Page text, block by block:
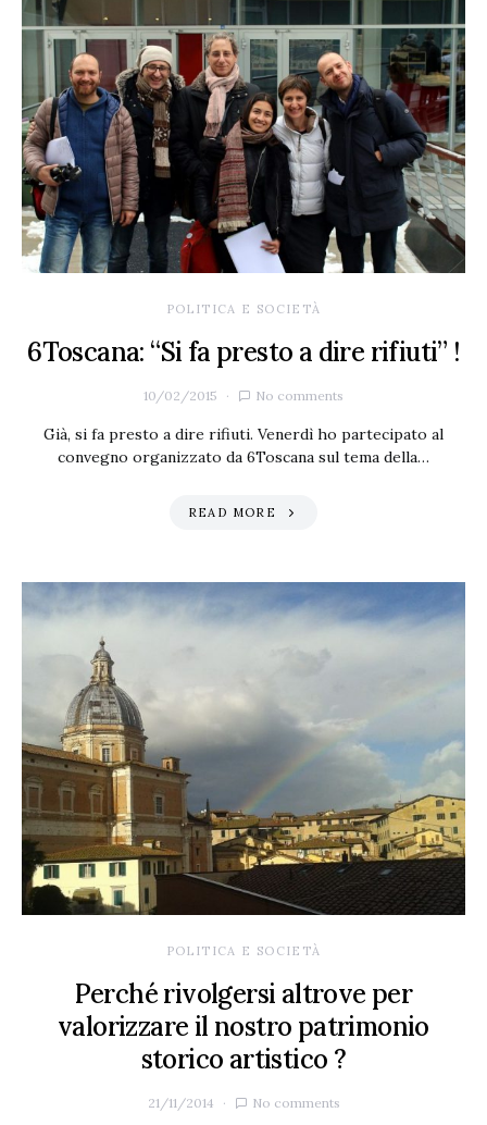
POLITICA E SOCIETÀ
6Toscana: “Si fa presto a dire rifiuti” !
10/02/2015 No comments
Già, si fa presto a dire rifiuti. Venerdì ho partecipato al
convegno organizzato da 6Toscana sul tema della…
READ MORE
POLITICA E SOCIETÀ
Perché rivolgersi altrove per
valorizzare il nostro patrimonio
storico artistico ?
21/11/2014 No comments